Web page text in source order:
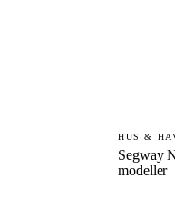
HUS &
Segway
modeller